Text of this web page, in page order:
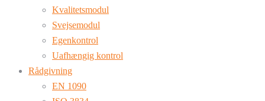
Kvalitetsmodul
Svejsemodul
Egenkontrol
Uafhængig kontrol
Rådgivning
EN 1090